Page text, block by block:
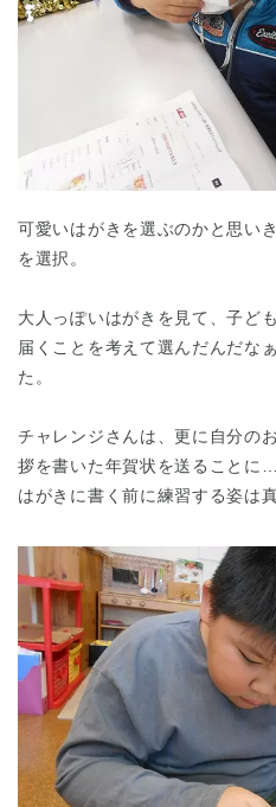
可愛いはがきを選ぶのかと思い
を選択。
大人っぽいはがきを見て、子ど
届くことを考えて選んだんだな
た。
チャレンジさんは、更に自分の
拶を書いた年賀状を送ることに…
はがきに書く前に練習する姿は